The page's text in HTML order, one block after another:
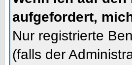
aufgefordert,
Nur registrierte
(falls der